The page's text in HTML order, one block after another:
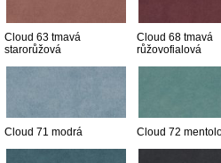
Cloud 63 tmavá
starorůžová
Cloud 68 tmavá
růžovofialová
Cloud 71 modrá Cloud 72